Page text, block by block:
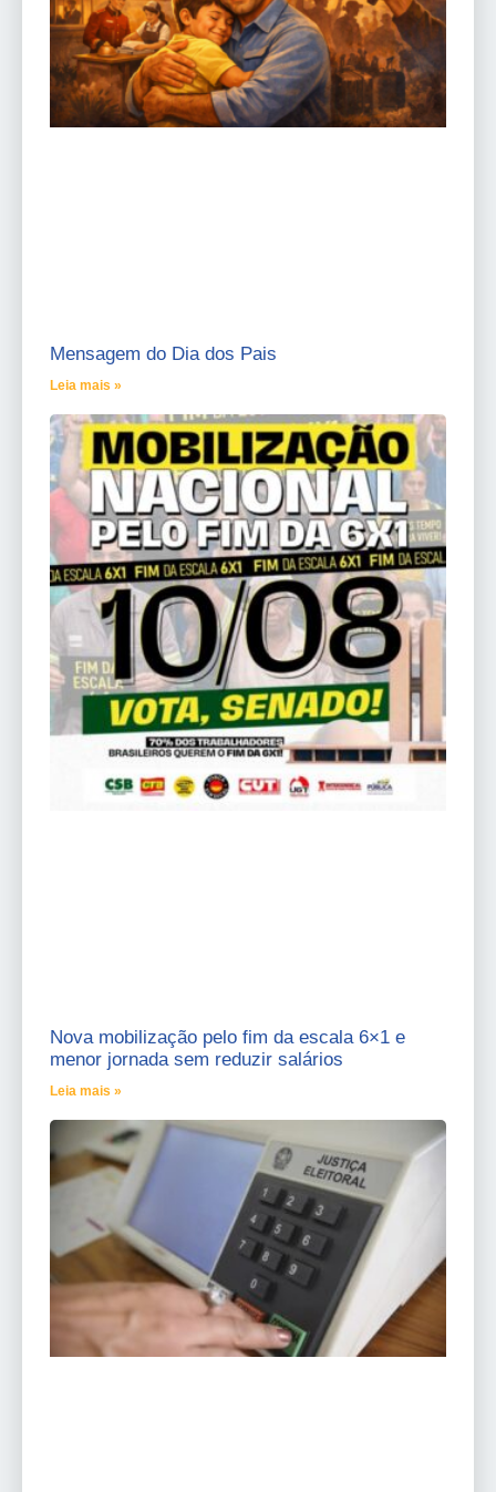
Mensagem do Dia dos Pais
Leia mais »
Nova mobilização pelo fim da escala 6×1 e
menor jornada sem reduzir salários
Leia mais »